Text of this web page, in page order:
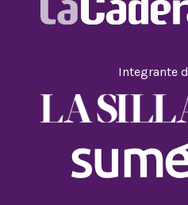
Integrante